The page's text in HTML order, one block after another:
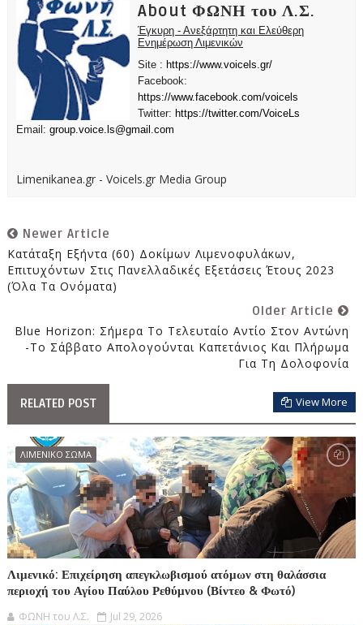
About ΦΩΝΗ του Λ.Σ.
Έγκυρη - Ανεξάρτητη και Ελεύθερη
Ενημέρωση Λιμενικών
Site : https://www.voicels.gr/
Facebook:
https://www.facebook.com/voicels
Twitter: https://twitter.com/VoiceLs
Email: group.voice.ls@gmail.com
Limenikanea.gr - Voicels.gr Media Group
Newer Article
Κατάταξη Εξήντα (60) Δοκίμων Λιμενοφυλάκων,
Επιτυχόντων Στις Πανελλαδικές Εξετάσεις Έτους 2023
(Όλα Τα Ονόματα)
Older Article
Blue Horizon: Σήμερα Το Τελευταίο Αντίο Στον Αντώνη
-Το Σάββατο Απολογούνται Καπετάνιος Και Πλήρωμα
Για Τη Δολοφονία
RELATED POST View More
ΛΙΜΕΝΙΚΟ ΣΩΜΑ
Λιμενικό: Επιχείρηση απεγκλωβισμού ατόμων στη θαλάσσια
περιοχή του Αγίου Παύλου Ρεθύμνου (Βίντεο & Φωτό)
ΦΩΝΗ του Λ.Σ. Jul 29, 2026